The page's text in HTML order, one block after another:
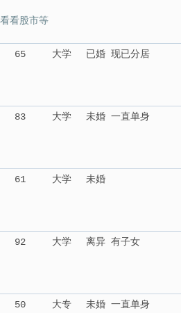
看股市等
65 大学
已婚 现已分居
83 大学
未婚 一直单身
61 大学
未婚
92 大学
离异 有子女
50 大专
未婚 一直单身